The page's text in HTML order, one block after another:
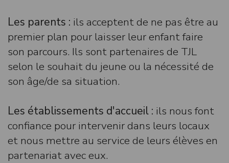
Les parents : ils acceptent de ne pas être au
premier plan pour laisser leur enfant faire
son parcours. Ils sont partenaires de TJL
selon le souhait du jeune ou la nécessité de
son âge/de sa situation.
Les établissements d'accueil : ils nous font
confiance pour intervenir dans leurs locaux
et nous mettre au service de leurs élèves en
partenariat avec eux.